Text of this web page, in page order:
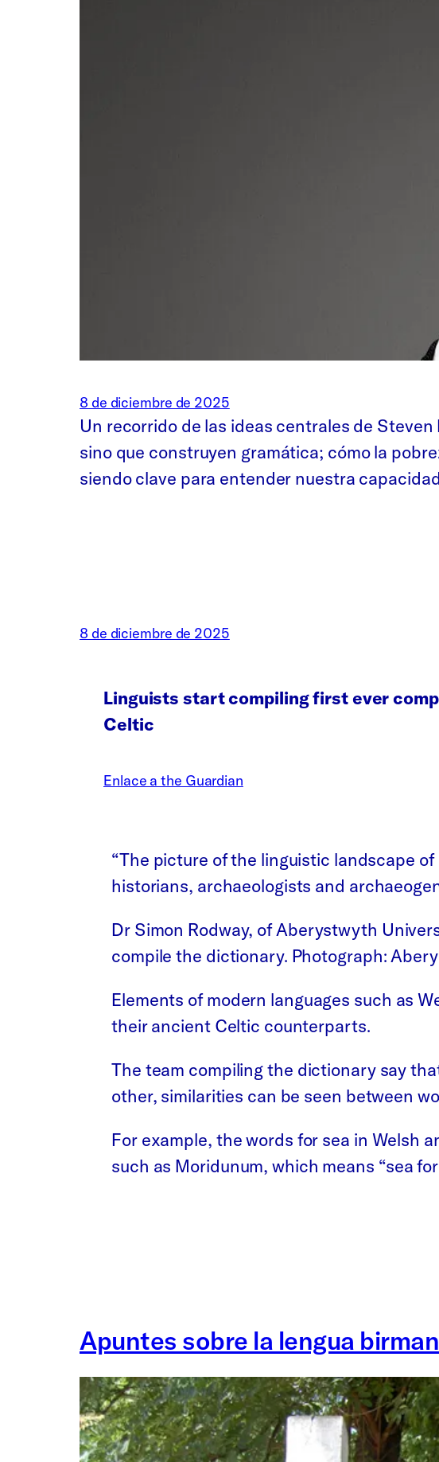
8 de diciembre de 2025
Un recorrido de las ideas centrales de
sino que construyen gramática; cómo la
siendo clave para entender nuestra
8 de diciembre de 2025
Linguists start compiling first ever
Celtic
Enlace a the Guardian
“The picture of the linguistic landscape
historians, archaeologists and
Dr Simon Rodway, of Aberystwyth
compile the dictionary. Photograph:
Elements of modern languages such as
their ancient Celtic counterparts.
The team compiling the dictionary say
other, similarities can be seen between
For example, the words for sea in Welsh
such as Moridunum, which means “sea
Apuntes sobre la lengua